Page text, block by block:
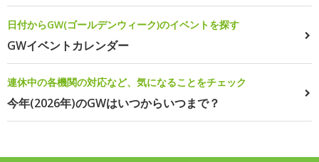
日付からGW(ゴールデンウィーク)のイベントを探す
GWイベントカレンダー
連休中の各機関の対応など、気になることをチェック
今年(2026年)のGWはいつからいつまで？